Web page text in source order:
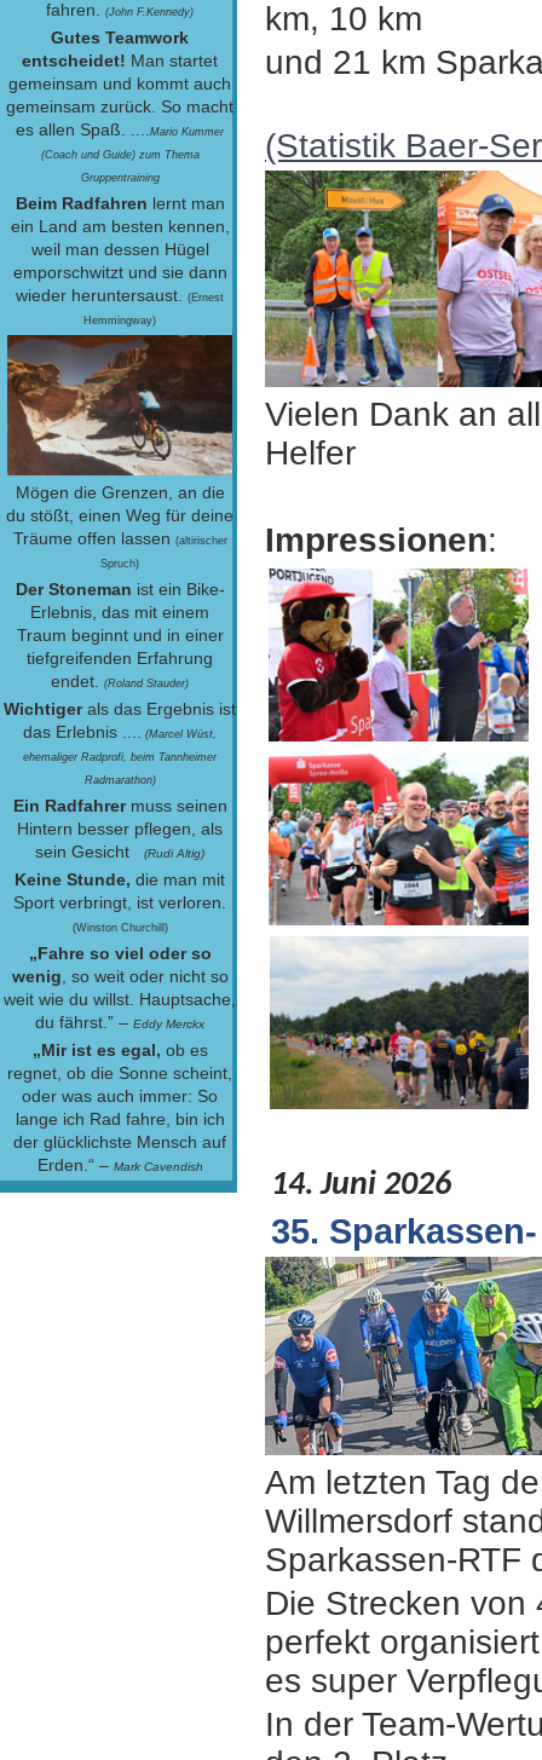
fahren.
(John F.Kennedy)
Gutes Teamwork
entscheidet! Man startet
gemeinsam und kommt auch
gemeinsam zurück. So macht
es allen Spaß. ....
Mario Kummer
(Coach und Guide) zum Thema
Gruppentraining
Beim Radfahren lernt man
ein Land am besten kennen,
weil man dessen Hügel
emporschwitzt und sie dann
wieder heruntersaust.
(Ernest
Hemmingway)
Mögen die Grenzen, an die
du stößt, einen Weg für deine
Träume offen lassen (altirischer
Spruch)
Der Stoneman ist ein Bike-
Erlebnis, das mit einem
Traum beginnt und in einer
tiefgreifenden Erfahrung
endet.
(Roland Stauder)
Wichtigerals das Ergebnis ist
das Erlebnis ....
(Marcel Wüst,
ehemaliger Radprofi, beim Tannheimer
Radmarathon)
Ein Radfahrermuss seinen
Hintern besser pflegen, als
sein Gesicht
(Rudi Altig)
Keine Stunde, die man mit
Sport verbringt, ist verloren.
(Winston Churchill)
„Fahre so viel oder so
wenig , so weit oder nicht so
weit wie du willst. Hauptsache,
du fährst.” – Eddy Merckx
„Mir ist es egal, ob es
regnet, ob die Sonne scheint,
oder was auch immer: So
lange ich Rad fahre, bin ich
der glücklichste Mensch auf
Erden.“ – Mark Cavendish
km, 10 km
und 21 km
(Statistik Baer-
Vielen Dank an
Helfer
Impressionen:
14. Juni 2026
35.
Am letzten Tag
Willmersdorf
Sparkassen-RTF
Die Strecken von
perfekt
es super
In der Team-